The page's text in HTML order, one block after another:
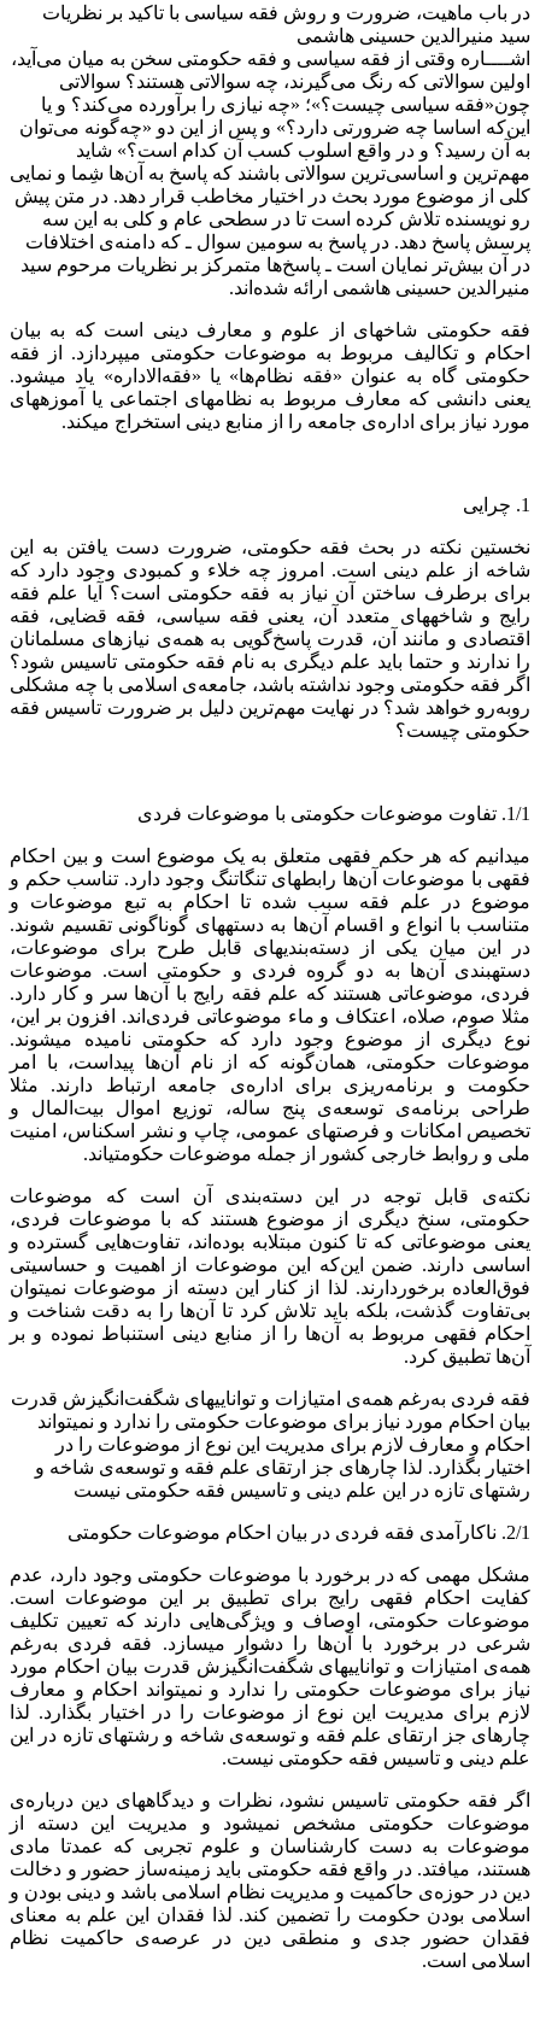
در باب ماهیت، ضرورت و روش فقه سیاسی با تاکید بر نظریات
سید منیر‌الدین حسینی هاشمی
اشــــاره وقتی از فقه سیاسی و فقه حکومتی سخن به میان می‌آید،
اولین سوالاتی که رنگ می‌گیرند، چه سوالاتی هستند؟ سوالاتی
چون«فقه سیاسی چیست؟»؛ «چه نیازی را برآورده می‌کند؟ و یا
این‌که اساسا چه ضرورتی دارد؟» و پس از این دو «چه‌گونه می‌توان
به آن رسید؟ و در واقع اسلوب کسب آن کدام است؟» شاید
مهم‌ترین و اساسی‌ترین سوالاتی باشند که پاسخ به آن‌ها شِما و نمایی
کلی از موضوع مورد بحث در اختیار مخاطب قرار دهد. در متن پیش
رو نویسنده تلاش کرده است تا در سطحی عام و کلی به این سه
پرسش پاسخ دهد. در پاسخ به سومین سوال ـ که دامنه‌ی اختلافات
در آن بیش‌تر نمایان است ـ پاسخ‌ها متمرکز بر نظریات مرحوم سید
منیر‌الدین حسینی هاشمی ارائه شده‌اند.
فقه حکومتی شاخه‏ای از علوم و معارف دینی است که به بیان
احکام و تکالیف مربوط به موضوعات حکومتی می‏پردازد. از فقه
حکومتی گاه به عنوان «فقه نظام‌ها» یا «فقه‌الاداره» یاد می‏شود.
یعنی دانشی که معارف مربوط به نظام‏های اجتماعی یا آموزه‏های
مورد نیاز برای اداره‌ی جامعه را از منابع دینی استخراج می‏کند.
1. چرایی
نخستین نکته در بحث فقه حکومتی، ضرورت دست یافتن به این
شاخه از علم دینی است. امروز چه خلاء و کمبودی وجود دارد که
برای برطرف ساختن آن نیاز به فقه حکومتی است؟ آیا علم فقه
رایج و شاخه‏های متعدد آن، یعنی فقه سیاسی، فقه قضایی، فقه
اقتصادی و مانند آن، قدرت پاسخ‌گویی به همه‌ی نیازهای مسلمانان
را ندارند و حتما باید علم دیگری به نام فقه حکومتی تاسیس شود؟
اگر فقه حکومتی وجود نداشته باشد، جامعه‌ی اسلامی با چه مشکلی
روبه‌رو خواهد شد؟ در نهایت مهم‌ترین دلیل بر ضرورت تاسیس فقه
حکومتی چیست؟
1/1. تفاوت موضوعات حکومتی با موضوعات فردی
می‏دانیم که هر حکم فقهی متعلق به یک موضوع است و بین احکام
فقهی با موضوعات آن‌ها رابطه‏ای تنگاتنگ وجود دارد. تناسب حکم و
موضوع در علم فقه سبب شده تا احکام به تبع موضوعات و
متناسب با انواع و اقسام آن‌ها به دسته‏های گوناگونی تقسیم شوند.
در این میان یکی از دسته‌بندی‏های قابل طرح برای موضوعات،
دسته‏بندی آن‌ها به دو گروه فردی و حکومتی است. موضوعات
فردی، موضوعاتی هستند که علم فقه رایج با آن‌ها سر و کار دارد.
مثلا صوم، صلاه، اعتکاف و ماء موضوعاتی فردی‌اند. افزون بر این،
نوع دیگری از موضوع وجود دارد که حکومتی نامیده می‏شوند.
موضوعات حکومتی، همان‌گونه که از نام آن‌ها پیداست، با امر
حکومت و برنامه‌ریزی برای اداره‌ی جامعه ارتباط دارند. مثلا
طراحی برنامه‌ی توسعه‌ی پنج ساله، توزیع اموال بیت‌المال و
تخصیص امکانات و فرصت‏های عمومی، چاپ و نشر اسکناس، امنیت
ملی و روابط خارجی کشور از جمله موضوعات حکومتی‏اند.
نکته‌ی قابل توجه در این دسته‌بندی آن است که موضوعات
حکومتی، سنخ دیگری از موضوع هستند که با موضوعات فردی،
یعنی موضوعاتی که تا کنون مبتلا‌به بوده‌اند، تفاوت‌هایی گسترده و
اساسی دارند. ضمن این‌که این موضوعات از اهمیت و حساسیتی
فوق‌العاده برخوردارند. لذا از کنار این دسته از موضوعات نمی‏توان
بی‌تفاوت گذشت، بلکه باید تلاش کرد تا آن‌ها را به دقت شناخت و
احکام فقهی مربوط به آن‌ها را از منابع دینی استنباط نموده و بر
آن‌ها تطبیق کرد.
فقه فردی به‌رغم همه‌ی امتیازات و توانایی‏های شگفت‌انگیزش قدرت
بیان احکام مورد نیاز برای موضوعات حکومتی را ندارد و نمی‏تواند
احکام و معارف لازم برای مدیریت این نوع از موضوعات را در
اختیار بگذارد. لذا چاره‏ای جز ارتقای علم فقه و توسعه‌ی شاخه و
رشته‏ای تازه در این علم دینی و تاسیس فقه حکومتی نیست
2/1. ناکارآمدی فقه فردی در بیان احکام موضوعات حکومتی
مشکل مهمی که در برخورد با موضوعات حکومتی وجود دارد، عدم
کفایت احکام فقهی رایج برای تطبیق بر این موضوعات است.
موضوعات حکومتی، اوصاف و ویژگی‌هایی دارند که تعیین تکلیف
شرعی در برخورد با آن‌ها را دشوار می‏سازد. فقه فردی به‌رغم
همه‌ی امتیازات و توانایی‏های شگفت‌انگیزش قدرت بیان احکام مورد
نیاز برای موضوعات حکومتی را ندارد و نمی‏تواند احکام و معارف
لازم برای مدیریت این نوع از موضوعات را در اختیار بگذارد. لذا
چاره‏ای جز ارتقای علم فقه و توسعه‌ی شاخه و رشته‏ای تازه در این
علم دینی و تاسیس فقه حکومتی نیست.
اگر فقه حکومتی تاسیس نشود، نظرات و دیدگاه‏های دین درباره‌ی
موضوعات حکومتی مشخص نمی‏شود و مدیریت این دسته از
موضوعات به دست کارشناسان و علوم تجربی که عمدتا مادی
هستند، می‏افتد. در واقع فقه حکومتی باید زمینه‌ساز حضور و دخالت
دین در حوزه‌ی حاکمیت و مدیریت نظام اسلامی باشد و دینی بودن و
اسلامی بودن حکومت را تضمین کند. لذا فقدان این علم به معنای
فقدان حضور جدی و منطقی دین در عرصه‌ی حاکمیت نظام
اسلامی است.